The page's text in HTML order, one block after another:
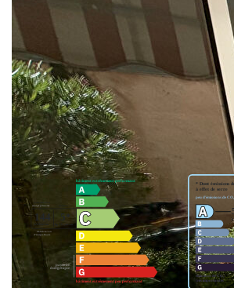
PRIX : 359 000 €
**Honoraires à la charge du vendeur
Nos honoraires Nous contacter
Diagnostics énergétiques